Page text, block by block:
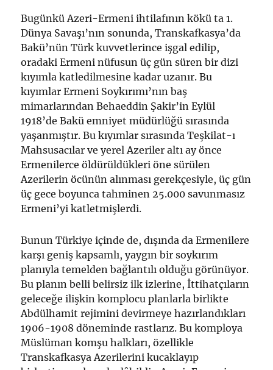
Bugünkü Azeri-Ermeni ihtilafının kökü ta 1.
Dünya Savaşı’nın sonunda, Transkafkasya’da
Bakü’nün Türk kuvvetlerince işgal edilip,
oradaki Ermeni nüfusun üç gün süren bir dizi
kıyımla katledilmesine kadar uzanır. Bu
kıyımlar Ermeni Soykırımı’nın baş
mimarlarından Behaeddin Şakir’in Eylül
1918’de Bakü emniyet müdürlüğü sırasında
yaşanmıştır. Bu kıyımlar sırasında Teşkilat-ı
Mahsusacılar ve yerel Azeriler altı ay önce
Ermenilerce öldürüldükleri öne sürülen
Azerilerin öcünün alınması gerekçesiyle, üç gün
üç gece boyunca tahminen 25.000 savunmasız
Ermeni’yi katletmişlerdi.
Bunun Türkiye içinde de, dışında da Ermenilere
karşı geniş kapsamlı, yaygın bir soykırım
planıyla temelden bağlantılı olduğu görünüyor.
Bu planın belli belirsiz ilk izlerine, İttihatçıların
geleceğe ilişkin komplocu planlarla birlikte
Abdülhamit rejimini devirmeye hazırlandıkları
1906-1908 döneminde rastlarız. Bu komploya
Müslüman komşu halkları, özellikle
Transkafkasya Azerilerini kucaklayıp